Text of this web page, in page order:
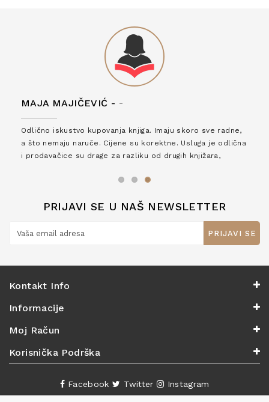
MAJA MAJIČEVIĆ - -
Odlično iskustvo kupovanja knjiga. Imaju skoro sve radne,
a što nemaju naruče. Cijene su korektne. Usluga je odlična
i prodavačice su drage za razliku od drugih knjižara,
PRIJAVI SE U NAŠ NEWSLETTER
PRIJAVI SE
Kontakt Info
Informacije
Moj Račun
Korisnička Podrška
Facebook Twitter Instagram